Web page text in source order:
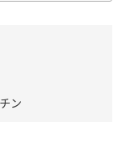
ン